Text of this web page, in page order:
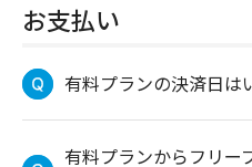
お支払い
有料プランの決済日は
有料プランからフリー